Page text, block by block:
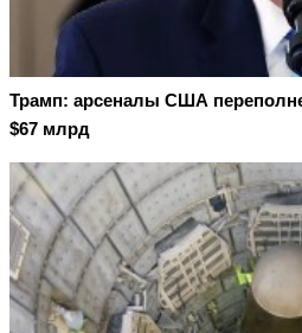
Трамп: арсеналы США
$67 млрд